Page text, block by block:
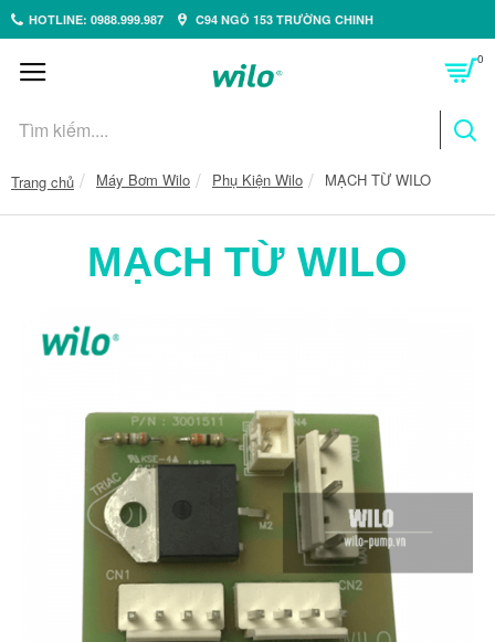
HOTLINE: 0988.999.987 C94 NGÕ 153 TRƯỜNG CHINH
0
Trang chủ Máy Bơm Wilo Phụ Kiện Wilo MẠCH TỪ WILO
MẠCH TỪ WILO